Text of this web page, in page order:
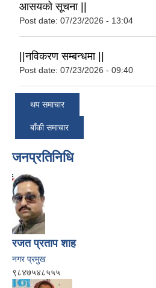
आसयको सूचना ||
Post date: 07/23/2026 - 13:04
||नविकरण सम्बन्धमा ||
Post date: 07/23/2026 - 09:40
थप समाचार
बाँकी समाचार
जनप्रतिनिधि
रजत प्रताप शाह
नगर प्रमुख
९८४७५४८५५५